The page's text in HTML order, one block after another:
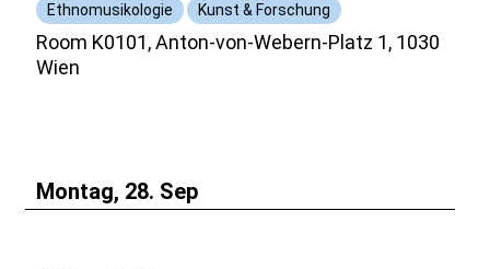
Ethnomusikologie Kunst & Forschung
Room K0101, Anton-von-Webern-Platz 1, 1030
Wien
Montag, 28. Sep